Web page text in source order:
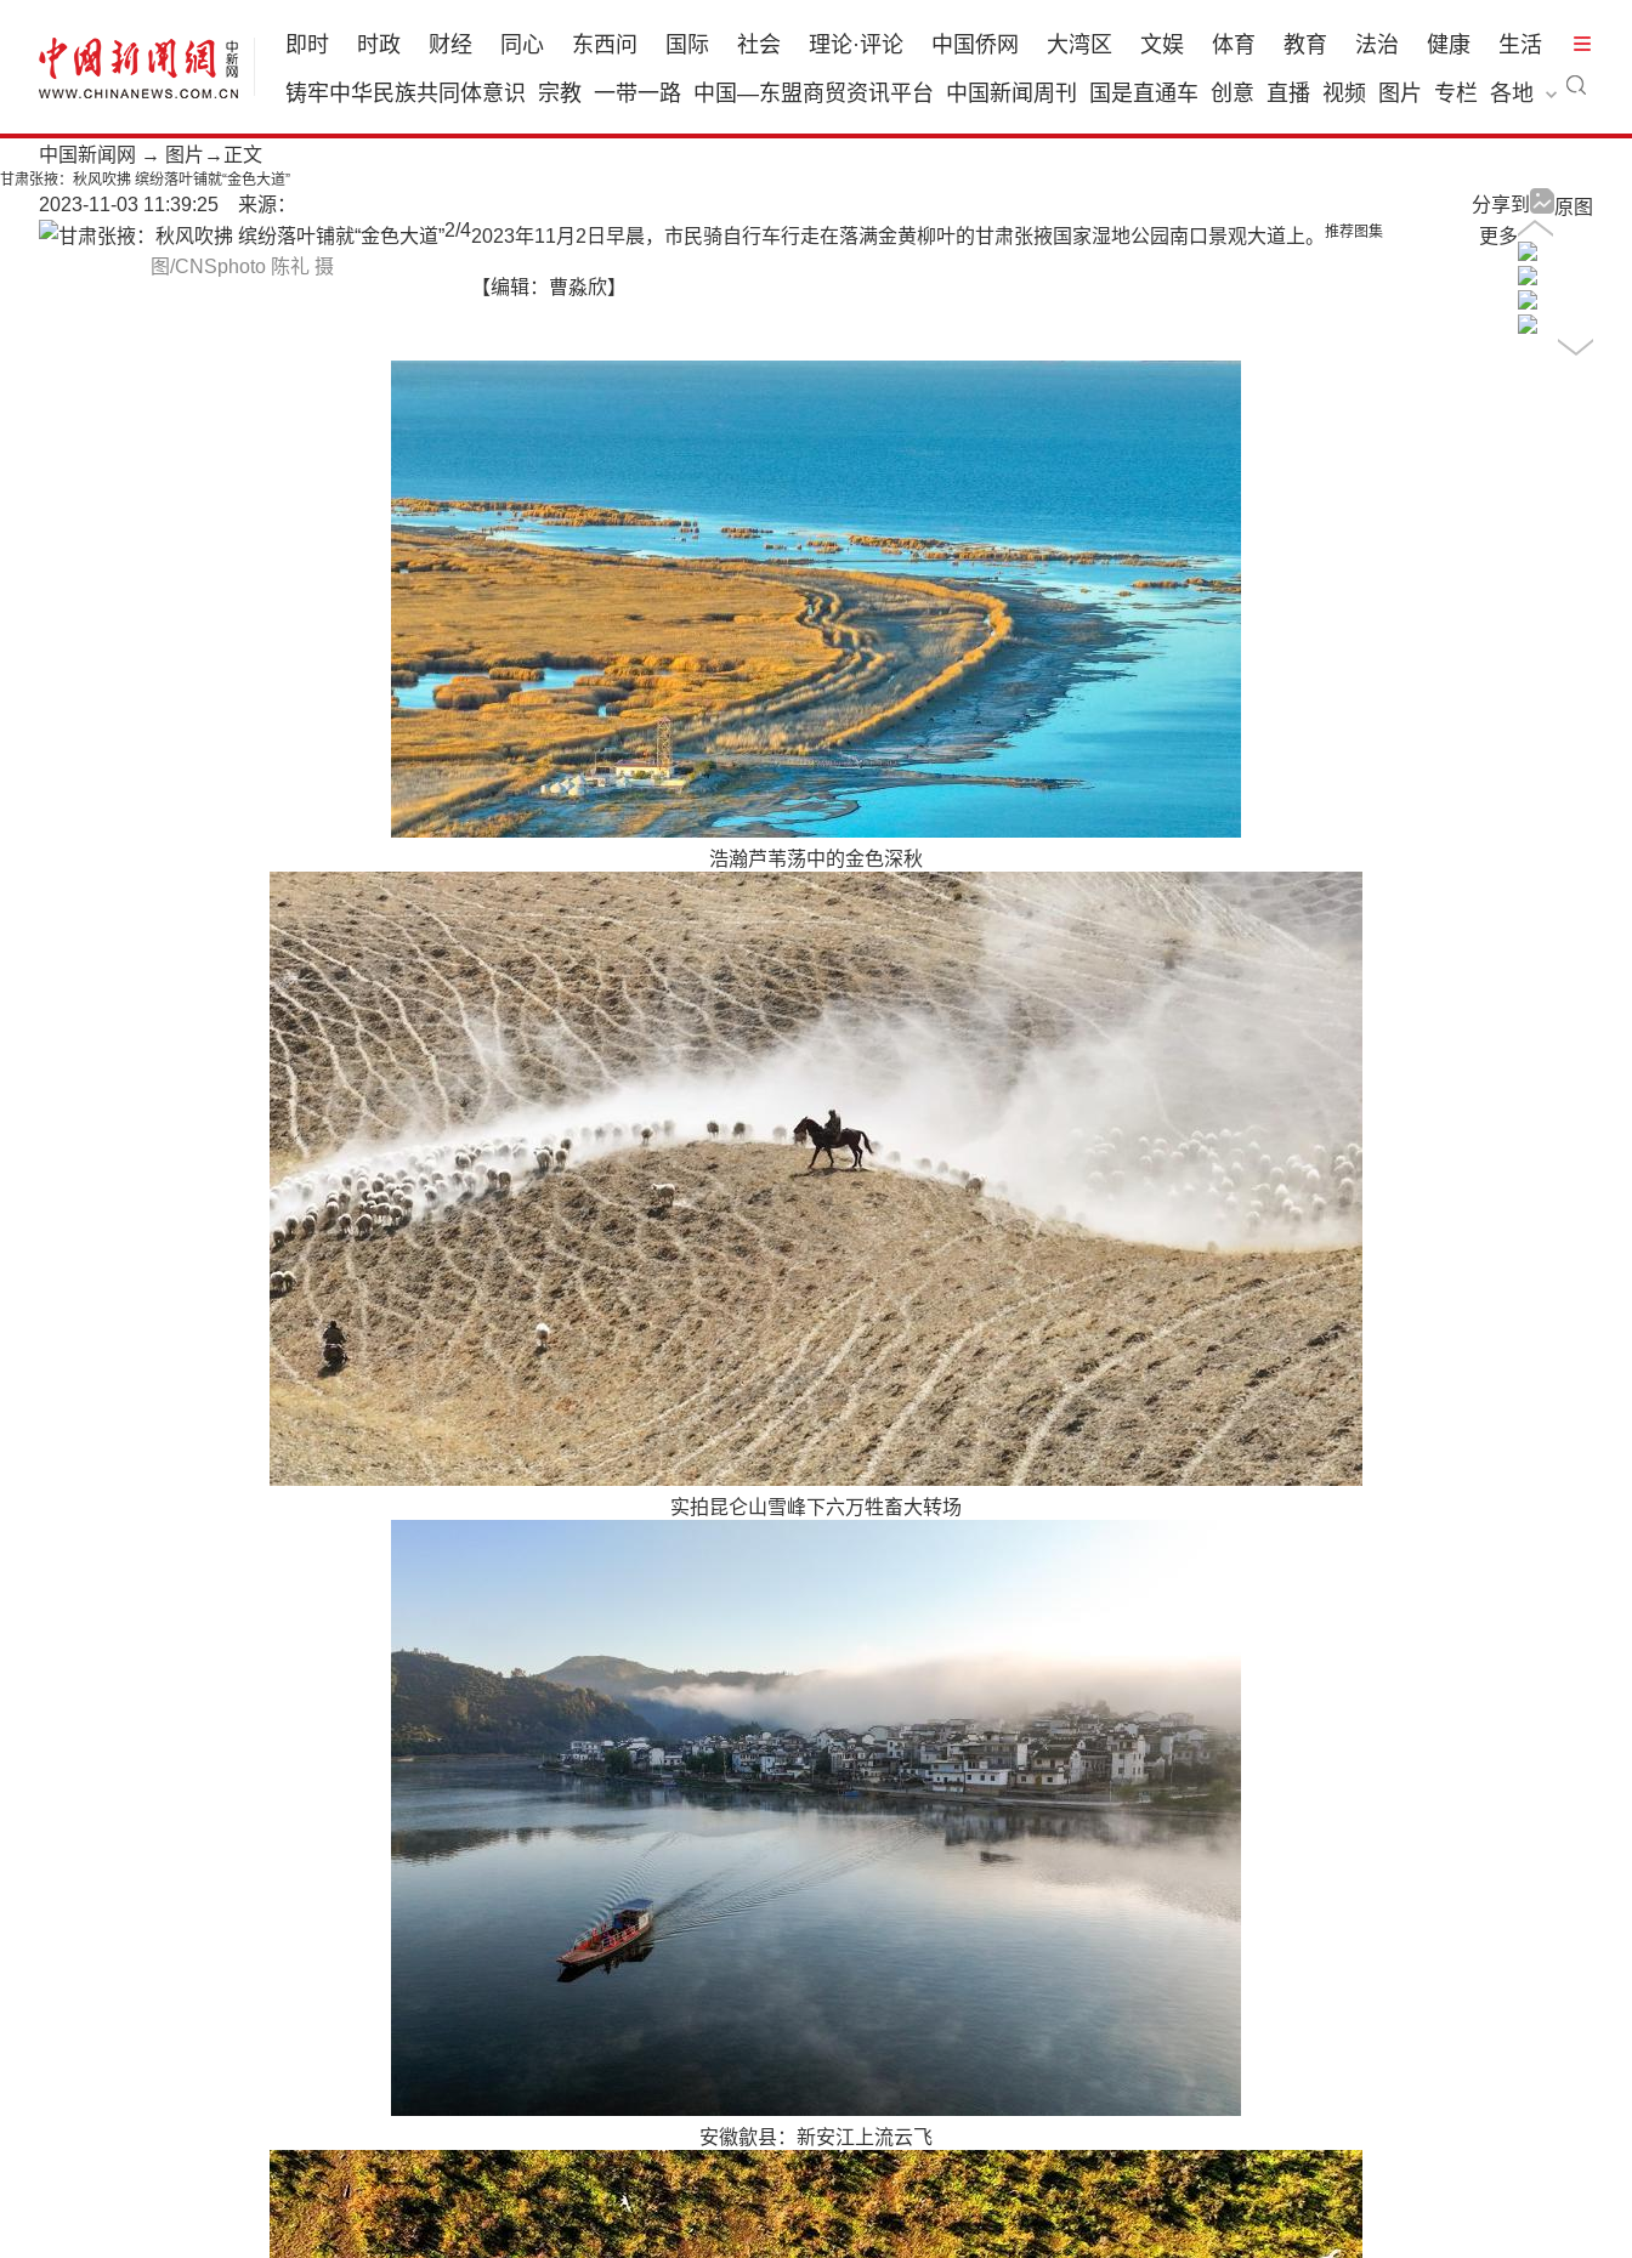
即时 时政 财经 同心 东西问 国际 社会 理论·评论 中国侨网 大湾区 文娱 体育 教育 法治 健康
生活
铸牢中华民族共同体意识 宗教 一带一路 中国—东盟商贸资讯平台 中国新闻周刊 国是直通车 创意 直播 视频 图片 专栏 各地
中国新闻网 → 图片 →正文
甘肃张掖：秋风吹拂 缤纷落叶铺就“金色大道”
2023-11-03 11:39:25 来源： 原图
分享到
图/CNSphoto 陈礼 摄
2/42023年11月2日早晨，市民骑自行车行走在落满金黄柳叶的甘肃张掖国家湿地公园南口景观大道上。
【编辑：曹淼欣】
推荐图集 更多
浩瀚芦苇荡中的金色深秋
实拍昆仑山雪峰下六万牲畜大转场
安徽歙县：新安江上流云飞